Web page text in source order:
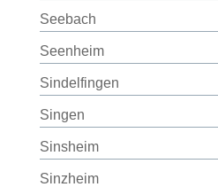
Seebach
Seenheim
Sindelfingen
Singen
Sinsheim
Sinzheim